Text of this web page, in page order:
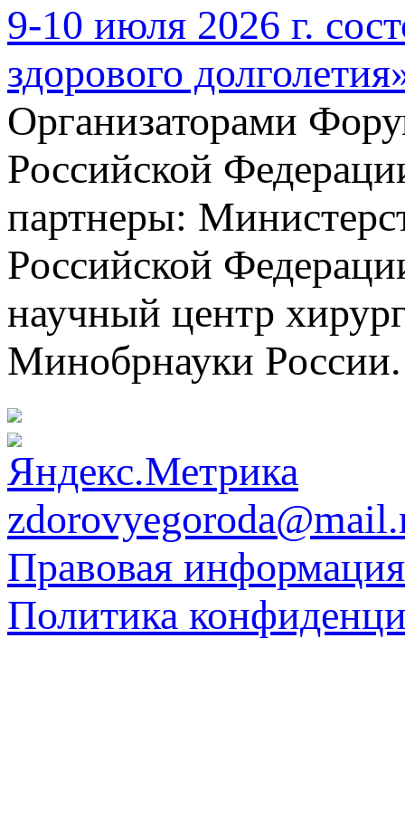
9-10 июля 2026 г.
здорового
Организаторами
Российской
партнеры:
Российской
научный центр
Минобрнауки России.
Правовая информация
Политика